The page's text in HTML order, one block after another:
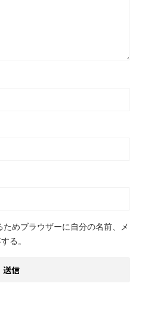
めブラウザーに自分の名前、メ
る。